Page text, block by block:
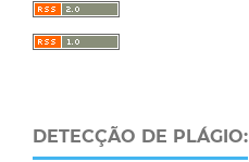
DETECÇÃO DE PLÁGIO: